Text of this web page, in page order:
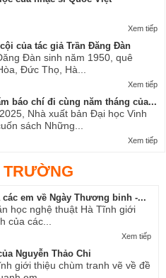
Xem tiếp
của tác giả Trần Đăng Đàn
Đàn sinh năm 1950, quê
Đức Thọ, Hà...
Xem tiếp
báo chí đi cùng năm tháng của...
Nhà xuất bản Đại học Vinh
sách Những...
Xem tiếp
em về Ngày Thương binh -...
học nghệ thuật Hà Tĩnh giới
của các...
Xem tiếp
Nguyễn Thảo Chi
giới thiệu chùm tranh vẽ về đề